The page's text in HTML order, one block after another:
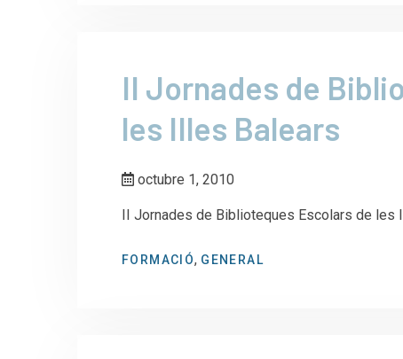
II Jornades de
les IIles Balears
octubre 1, 2010
II Jornades de Biblioteques Escolars de les
FORMACIÓ, GENERAL